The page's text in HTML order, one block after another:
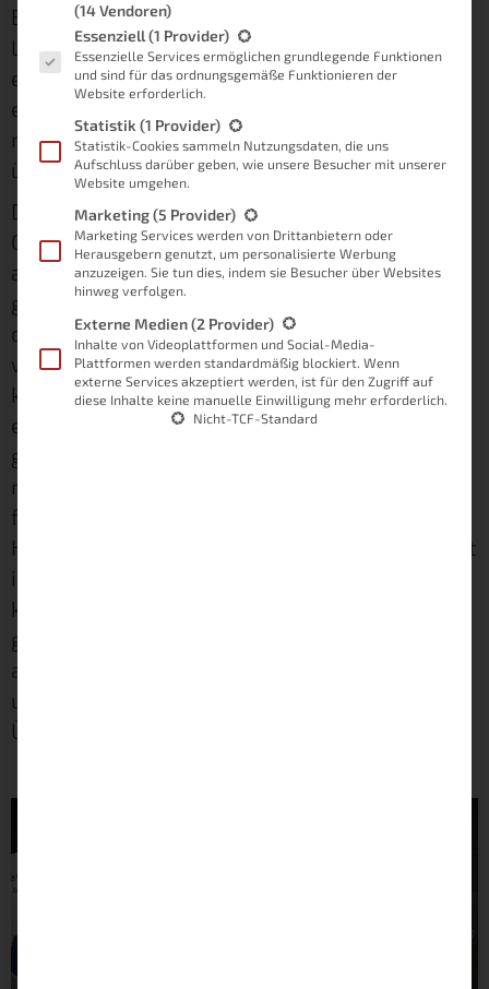
Betrieb zu nehmen, wenn doch Lampen,
Lautsprecher und Co. schon jeweils ihre
eigenen brauchen. Meine Antwort darauf ist
ein ganz klares Ja! Denn es lohnt sich nicht
nur, es ist für jedes Smart Home Pflicht, eine
übergeordnete Steuerung zu haben.
Du musst dir Smart Home wie eine
Gemeinschaft von Menschen vorstellen, die
alle gemeinsam an einem Ziel arbeiten. Das
geht bis zu einer gewissen Größe gut, doch
dann entsteht irgendwann Chaos, da keiner so
wirklich vom anderen weiß, was er tut. Oft
können ohne eine zentrale Verwaltung diese
einzelnen Personen nicht an einem
gemeinsamen Ziel arbeiten, da hierfür der
notwendige Austausch und die Vorgaben
fehlen. Genauso verhält es sich im Smart
Home. Jede Zentrale ist spezialisiert und erfüllt
ihre eigenen Aufgaben, doch mit den anderen
kommt sie nicht so wirklich klar. Ab einer
gewissen Menge von Zentralen wird es
außerdem problematisch, die
unterschiedlichen Apps zu nutzen, ohne den
Überblick zu verlieren.
(14 Vendoren)
Es folgt eine Liste der Service-Gruppen, für die eine
Essenziell(1 Provider)
Essenzielle Services ermöglichen grundlegende Funktionen
und sind für das ordnungsgemäße Funktionieren der
Website erforderlich.
Statistik (1 Provider)
Statistik-Cookies sammeln Nutzungsdaten, die uns
Aufschluss darüber geben, wie unsere Besucher mit unserer
Website umgehen.
Marketing(5 Provider)
Marketing Services werden von Drittanbietern oder
Herausgebern genutzt, um personalisierte Werbung
anzuzeigen. Sie tun dies, indem sie Besucher über Websites
hinweg verfolgen.
Externe Medien(2 Provider)
Inhalte von Videoplattformen und Social-Media-
Plattformen werden standardmäßig blockiert. Wenn
externe Services akzeptiert werden, ist für den Zugriff auf
diese Inhalte keine manuelle Einwilligung mehr erforderlich.
Nicht-TCF-Standard